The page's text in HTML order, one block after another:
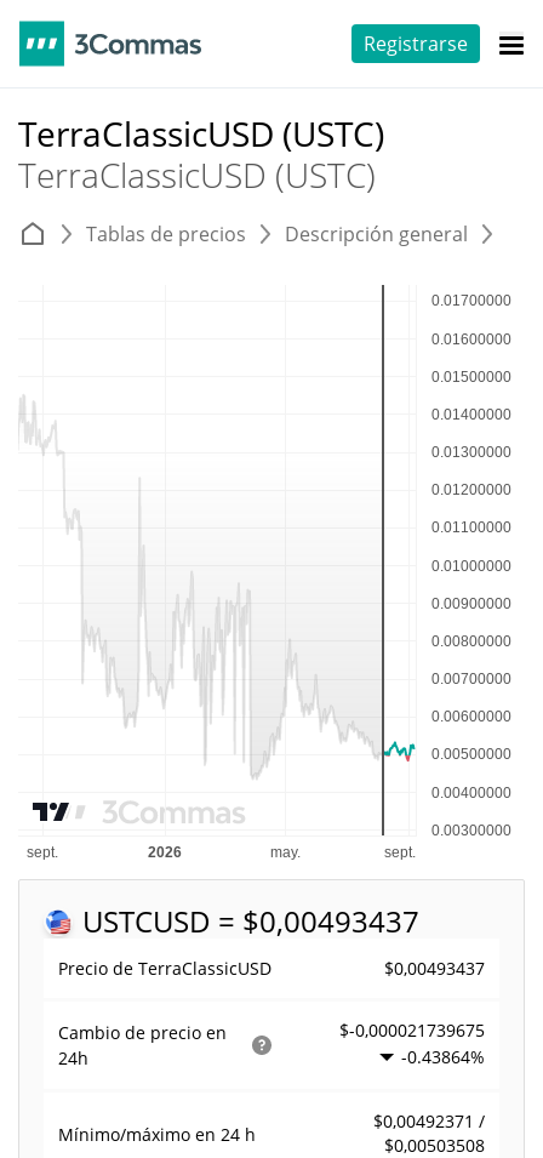
Registrarse
TerraClassicUSD (USTC)
TerraClassicUSD (USTC)
Tablas de precios Descripción general
USTCUSD = $0,00493437
Precio de TerraClassicUSD $0,00493437
Cambio de precio en
24h
$-0,000021739675
-0.43864%
Mínimo/máximo en 24 h
$0,00492371 /
$0,00503508